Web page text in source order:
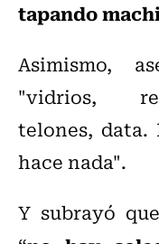
tapando
Asimismo,
"vidrios,
telones,
hace nada".
Y subrayó